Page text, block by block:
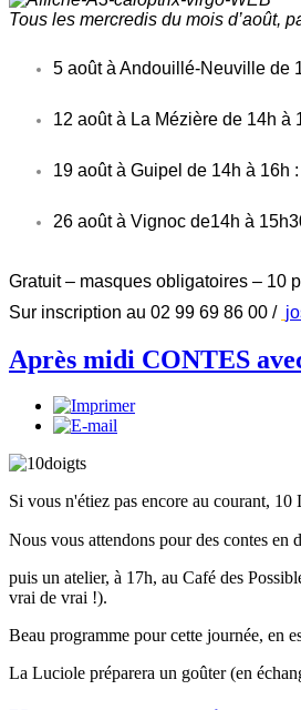
Tous les mercredis du mois d’août,
5 août à Andouillé-Neuville de
12 août à La Mézière de 14h à
19 août à Guipel de 14h à 16h
26 août à Vignoc de14h à
Gratuit – masques obligatoires – 10
Sur inscription au 02 99 69 86 00 /
Après midi CONTES
Si vous n'étiez pas encore au courant,
Nous vous attendons pour des contes en
puis un atelier, à 17h, au Café des
vrai de vrai !).
Beau programme pour cette journée, en
La Luciole préparera un goûter (en